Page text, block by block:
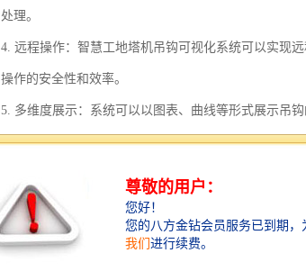
处理。
4. 远程操作：智慧工地塔机吊钩可视化系统可以实现
操作的安全性和效率。
5. 多维度展示：系统可以以图表、曲线等形式展示吊
钩的工作情况。
6. 数据记录和存储：系统可以记录和存储吊钩的运行
7. 用户友好界面：智慧工地塔机吊钩可视化系统具有
8. 数据共享：系统可以实现数据共享，相关人员可以